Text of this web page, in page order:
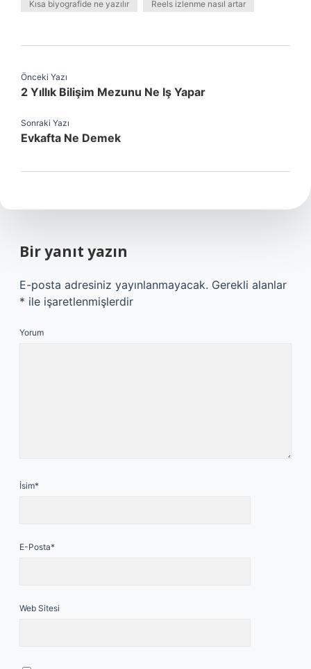
Kısa biyografide ne yazılır Reels izlenme nasıl artar
Önceki Yazı
2 Yıllık Bilişim Mezunu Ne Iş Yapar
Sonraki Yazı
Evkafta Ne Demek
Bir yanıt yazın
E-posta adresiniz yayınlanmayacak. Gerekli alanlar
* ile işaretlenmişlerdir
Yorum
İsim*
E-Posta*
Web Sitesi